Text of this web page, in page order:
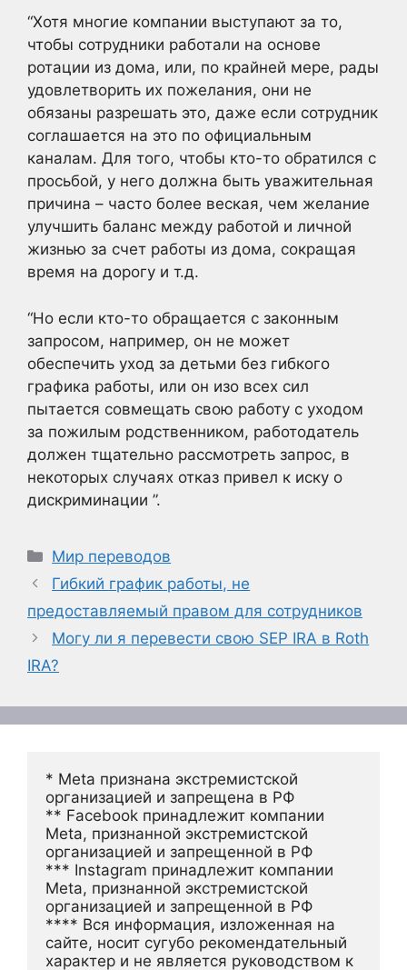
“Хотя многие компании выступают за то,
чтобы сотрудники работали на основе
ротации из дома, или, по крайней мере, рады
удовлетворить их пожелания, они не
обязаны разрешать это, даже если сотрудник
соглашается на это по официальным
каналам. Для того, чтобы кто-то обратился с
просьбой, у него должна быть уважительная
причина – часто более веская, чем желание
улучшить баланс между работой и личной
жизнью за счет работы из дома, сокращая
время на дорогу и т.д.
“Но если кто-то обращается с законным
запросом, например, он не может
обеспечить уход за детьми без гибкого
графика работы, или он изо всех сил
пытается совмещать свою работу с уходом
за пожилым родственником, работодатель
должен тщательно рассмотреть запрос, в
некоторых случаях отказ привел к иску о
дискриминации ”.
Рубрики
Мир переводов
Гибкий график работы, не
предоставляемый правом для сотрудников
Могу ли я перевести свою SEP IRA в Roth
IRA?
* Meta признана экстремистской
организацией и запрещена в РФ
** Facebook принадлежит компании
Meta, признанной экстремистской
организацией и запрещенной в РФ
*** Instagram принадлежит компании
Meta, признанной экстремистской
организацией и запрещенной в РФ
**** Вся информация, изложенная на
сайте, носит сугубо рекомендательный
характер и не является руководством к